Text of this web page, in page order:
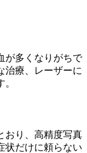
が多くなりがちで
治療、レーザーに
おり、高精度写真
状だけに頼らない